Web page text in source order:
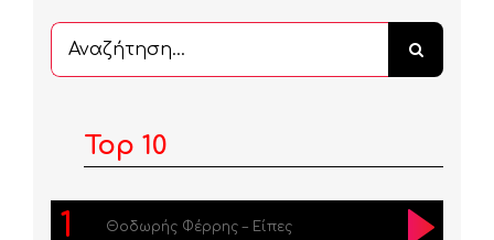
Αναζήτηση
...
Top 10
1 Θοδωρής Φέρρης – Είπες